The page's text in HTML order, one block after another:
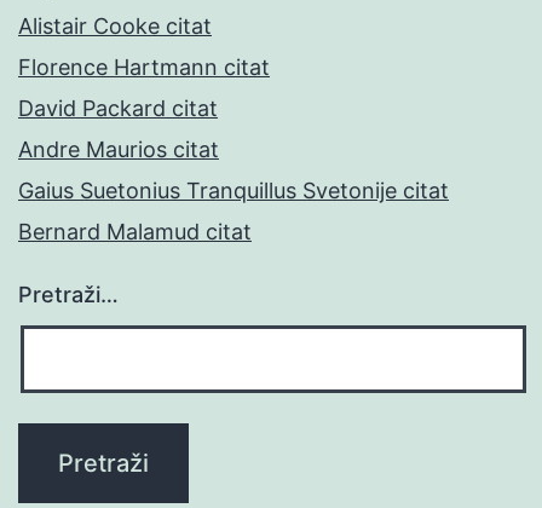
Alistair Cooke citat
Florence Hartmann citat
David Packard citat
Andre Maurios citat
Gaius Suetonius Tranquillus Svetonije citat
Bernard Malamud citat
Pretraži…